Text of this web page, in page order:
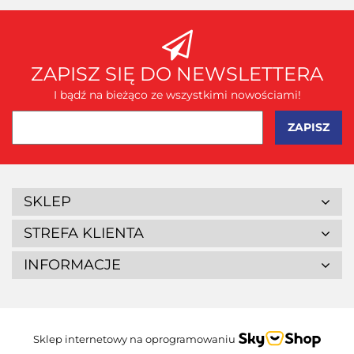
ZAPISZ SIĘ DO NEWSLETTERA
I bądź na bieżąco ze wszystkimi nowościami!
SKLEP
STREFA KLIENTA
INFORMACJE
Sklep internetowy na oprogramowaniu